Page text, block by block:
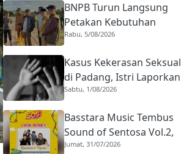
BNPB Turun Langsung
Petakan Kebutuhan
Penanganan Pasca Banjir
Rabu, 5/08/2026
Kasus Kekerasan Seksual
di Padang, Istri Laporkan
Suami usai Dipaksa
Pria Asing
Sabtu, 1/08/2026
Basstara Music Tembus
Sound of Sentosa Vol.2,
Bukti Musisi Lokal
Jumat, 31/07/2026